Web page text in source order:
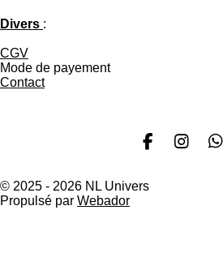
Divers :
CGV
Mode de payement
Contact
F
e
I
W
© 2025 - 2026 NL Univers
Propulsé par Webador